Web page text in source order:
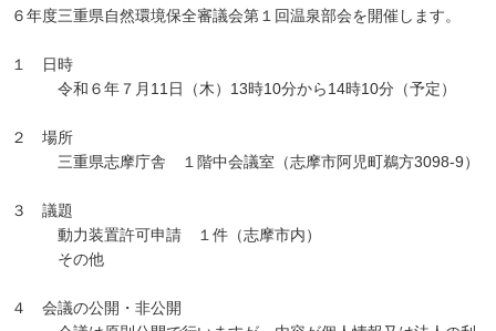
６年度三重県自然環境保全審議会第１回温泉部会を開催します。
１ 日時
令和６年７月11日（木）13時10分から14時10分（予定）
２ 場所
三重県志摩庁舎 １階中会議室（志摩市阿児町鵜方3098-9）
３ 議題
動力装置許可申請 １件（志摩市内）
その他
４ 会議の公開・非公開